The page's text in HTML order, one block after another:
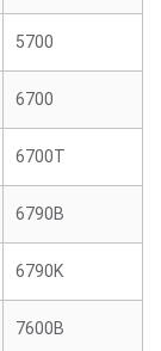
5700
6700
6700T
6790B
6790K
7600B